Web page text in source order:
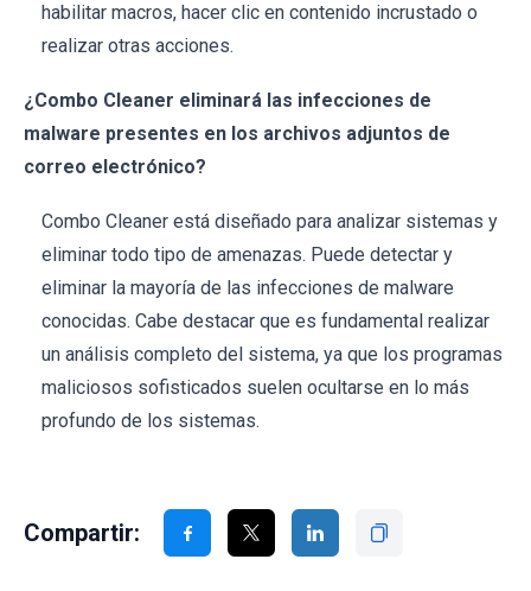
habilitar macros, hacer clic en contenido incrustado o
realizar otras acciones.
¿Combo Cleaner eliminará las infecciones de
malware presentes en los archivos adjuntos de
correo electrónico?
Combo Cleaner está diseñado para analizar sistemas y
eliminar todo tipo de amenazas. Puede detectar y
eliminar la mayoría de las infecciones de malware
conocidas. Cabe destacar que es fundamental realizar
un análisis completo del sistema, ya que los programas
maliciosos sofisticados suelen ocultarse en lo más
profundo de los sistemas.
Compartir: